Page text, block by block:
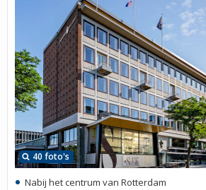
40 foto's
Nabij het centrum van Rotterdam